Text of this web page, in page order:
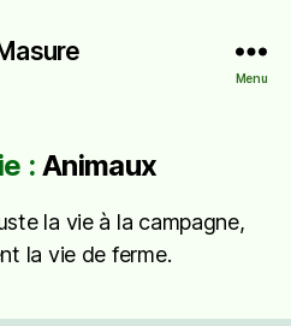
Menu
: Animaux
la vie à la campagne,
la vie de ferme.